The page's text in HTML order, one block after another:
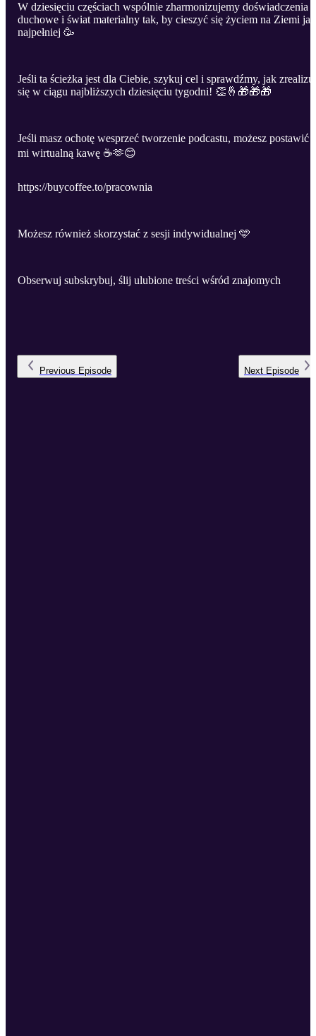
W dziesięciu częściach wspólnie zharmonizujemy doświadczenia
duchowe i świat materialny tak, by cieszyć się życiem na Ziemi jak
najpełniej 🥳
Jeśli ta ścieżka jest dla Ciebie, szykuj cel i sprawdźmy, jak
się w ciągu najbliższych dziesięciu tygodni! 👏🤞🎁🎁🎁
Jeśli masz ochotę wesprzeć tworzenie podcastu, możesz postawić
mi wirtualną kawę ☕️🫶😊
https://buycoffee.to/pracownia
Możesz również skorzystać z sesji indywidualnej 🩵
Obserwuj subskrybuj, ślij ulubione treści wśród znajomych
Previous Episode Next Episode